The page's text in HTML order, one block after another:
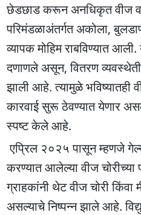
छेडछाड करून अनधिकृत वीज
परिमंडळाअंतर्गत अकोला,
व्यापक मोहिम राबविण्यात
दणाणले असून, वितरण
झाली आहे. त्यामुळे भविष्यातही
कारवाई सुरू ठेवण्यात येणार
स्पष्ट केले आहे.
एप्रिल २०२५ पासून म्हणजे
करण्यात आलेल्या वीज
ग्राहकांनी थेट वीज चोरी
असल्याचे निष्पन्न झाले आहे.